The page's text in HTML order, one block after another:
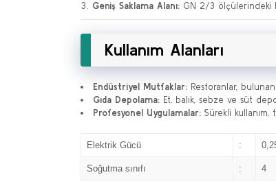
Geniş Saklama Alanı: GN 2/3 ölçülerindeki
Kullanım Alanları
Endüstriyel Mutfaklar: Restoranlar,
Gıda Depolama: Et, balık, sebze ve süt
Profesyonel Uygulamalar: Sürekli kullanım,
Elektrik Gücü :
Soğutma sınıfı : 4